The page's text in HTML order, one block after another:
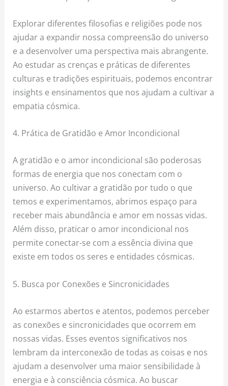
Explorar diferentes filosofias e religiões pode nos
ajudar a expandir nossa compreensão do universo
e a desenvolver uma perspectiva mais abrangente.
Ao estudar as crenças e práticas de diferentes
culturas e tradições espirituais, podemos encontrar
insights e ensinamentos que nos ajudam a cultivar a
empatia cósmica.
4. Prática de Gratidão e Amor Incondicional
A gratidão e o amor incondicional são poderosas
formas de energia que nos conectam com o
universo. Ao cultivar a gratidão por tudo o que
temos e experimentamos, abrimos espaço para
receber mais abundância e amor em nossas vidas.
Além disso, praticar o amor incondicional nos
permite conectar-se com a essência divina que
existe em todos os seres e entidades cósmicas.
5. Busca por Conexões e Sincronicidades
Ao estarmos abertos e atentos, podemos perceber
as conexões e sincronicidades que ocorrem em
nossas vidas. Esses eventos significativos nos
lembram da interconexão de todas as coisas e nos
ajudam a desenvolver uma maior sensibilidade à
energia e à consciência cósmica. Ao buscar